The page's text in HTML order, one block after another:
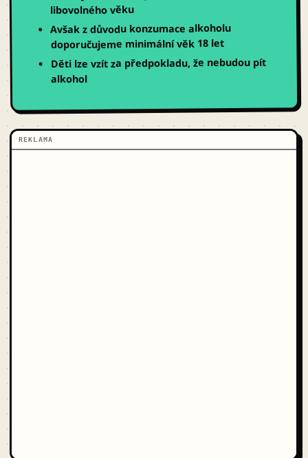
libovolného věku
Avšak z důvodu konzumace alkoholu
doporučujeme minimální věk 18 let
Děti lze vzít za předpokladu, že nebudou pít
alkohol
REKLAMA